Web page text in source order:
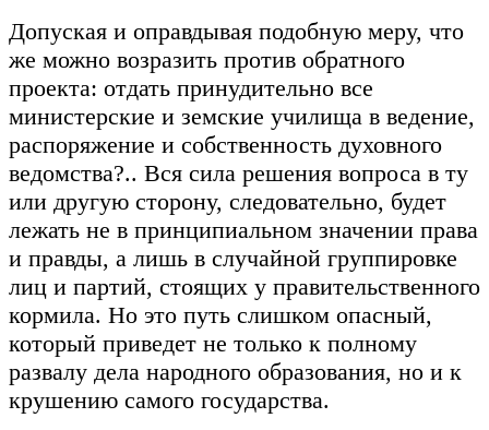
Допуская и оправдывая подобную меру, что
же можно возразить против обратного
проекта: отдать принудительно все
министерские и земские училища в ведение,
распоряжение и собственность духовного
ведомства?.. Вся сила решения вопроса в ту
или другую сторону, следовательно, будет
лежать не в принципиальном значении права
и правды, а лишь в случайной группировке
лиц и партий, стоящих у правительственного
кормила. Но это путь слишком опасный,
который приведет не только к полному
развалу дела народного образования, но и к
крушению самого государства.